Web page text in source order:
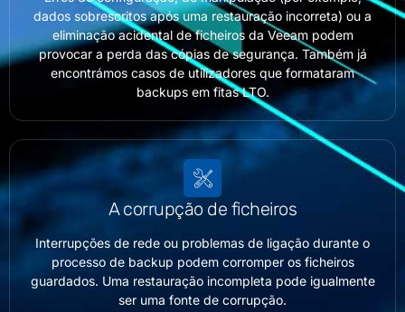
dados sobrescritos após uma restauração incorreta) ou a
eliminação acidental de ficheiros da Veeam podem
provocar a perda das cópias de segurança. Também já
encontrámos casos de utilizadores que formataram
backups em fitas LTO.
A corrupção de ficheiros
Interrupções de rede ou problemas de ligação durante o
processo de backup podem corromper os ficheiros
guardados. Uma restauração incompleta pode igualmente
ser uma fonte de corrupção.